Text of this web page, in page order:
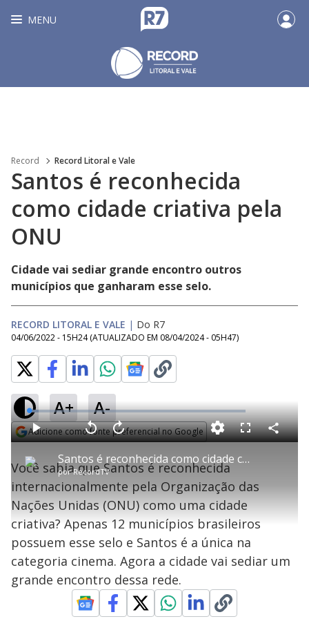
MENU
Record Record Litoral e Vale
Santos é reconhecida
como cidade criativa pela
ONU
Cidade vai sediar grande encontro outros
municípios que ganharam esse selo.
RECORD LITORAL E VALE | Do R7
04/06/2022 - 15H24 (ATUALIZADO EM 08/04/2024 - 05H47)
A+ A-
Adicione como fonte preferencial no Google
P
l
a
y
Santos é reconhecida como cidade criativa pela ONU
porRecordTV
P V
t
a
r
0
e
g
n
d
s
A
n
ç
a
r
1
s
e
u
n
o
s
L
o
a
d
e
4
.
3
0
%
F
l
e
n
C
o
Você sabia que Santos é reconhecida
internacionalmente pela Organização das
Nações Unidas (ONU) como uma cidade
criativa? Apenas 12 municípios brasileiros
possuem esse selo e Santos é a única na
categoria cinema. Agora a cidade vai sediar um
grande encontro dessa rede.